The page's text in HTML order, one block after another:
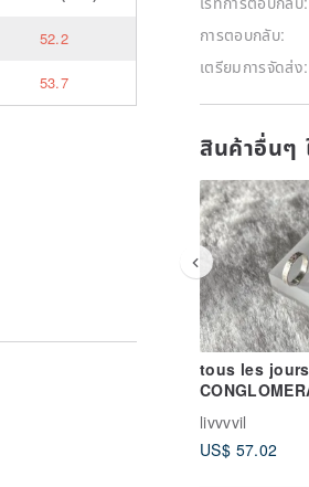
การตอบกลับ:
เตรียมการจัดส่ง:
สินค้าอื่นๆ
tous les
TEXTURE
RING
livvvvil
US$ 57.02
52.2
53.7